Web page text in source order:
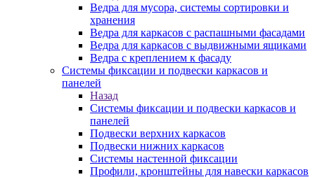
Ведра для мусора, системы сортировки и
хранения
Ведра для каркасов с распашными фасадами
Ведра для каркасов с выдвижными ящиками
Ведра с креплением к фасаду
Системы фиксации и подвески каркасов и
панелей
Назад
Системы фиксации и подвески каркасов и
панелей
Подвески верхних каркасов
Подвески нижних каркасов
Системы настенной фиксации
Профили, кронштейны для навески каркасов